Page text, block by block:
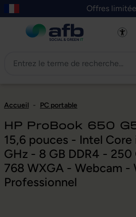
au contenu principal
Skip to B2B platform navigation
Offres
Accueil - PC portable
HP ProBook 650
15,6 pouces - Intel Core
GHz - 8 GB DDR4 - 250
768 WXGA - Webcam -
Professionnel